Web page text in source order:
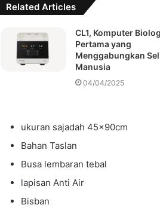
Related Articles
CL1, Komputer
Pertama yang
Menggabungkan
Manusia
04/04/2025
ukuran sajadah 45x90cm
Bahan Taslan
Busa lembaran tebal
lapisan Anti Air
Bisban